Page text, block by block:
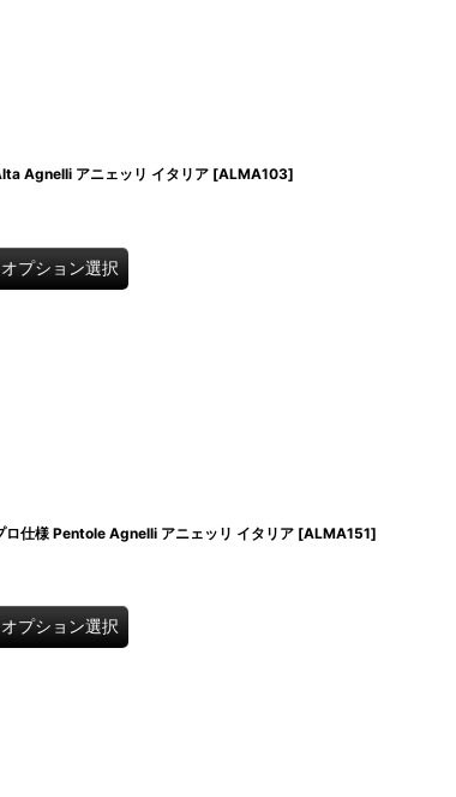
Agnelli アニェッリ イタリア [ALMA103]
オプション選択
仕様 Pentole Agnelli アニェッリ イタリア [ALMA151]
オプション選択